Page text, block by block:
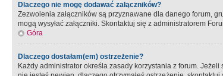
Dlaczego nie mogę dodawać załączników?
Zezwolenia załączników są przyznawane dla danego forum,
mogą wysyłać załączniki. Skontaktuj się z administratorem
Góra
Dlaczego dostałam(em) ostrzeżenie?
Każdy administrator określa zasady korzystania z forum.